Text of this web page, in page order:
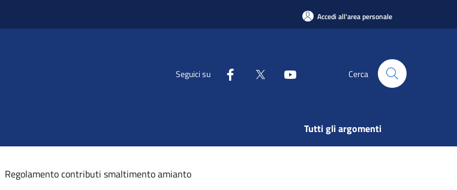
Accedi all'area personale
Seguici su Cerca
Tutti gli argomenti
Regolamento contributi smaltimento amianto